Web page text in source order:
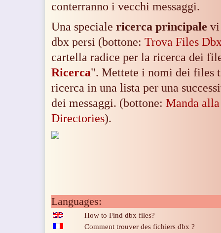
conterranno i vecchi messaggi.
Una specialericerca principale vi
dbx persi (bottone:Trova Files
cartella radice per la ricerca dei
Ricerca". Mettete i nomi dei files
ricerca in una lista per una
dei messaggi. (bottone:Manda
Directories).
Languages:
How to Find dbx files?
Comment trouver des fichiers dbx ?